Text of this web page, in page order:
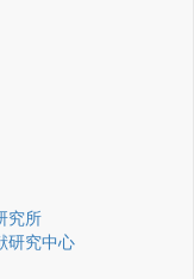
究所
研究中心